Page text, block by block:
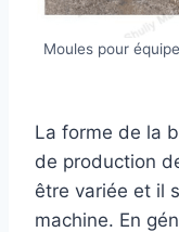
Moules pour
La forme de la
de production
être variée et il
machine. En